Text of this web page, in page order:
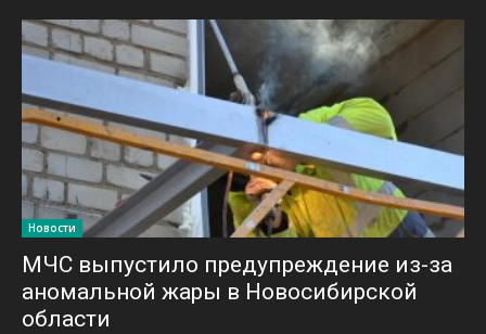
Новости
МЧС выпустило предупреждение из-за
аномальной жары в Новосибирской
области